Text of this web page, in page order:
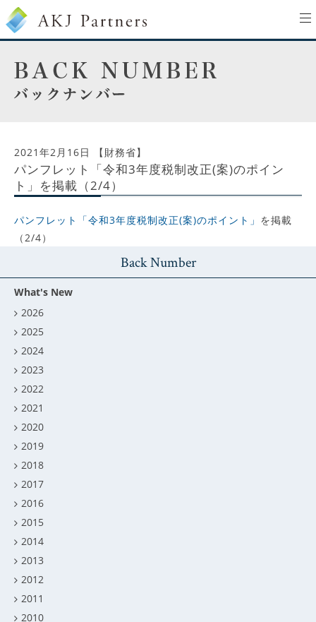
2021年2月16日 【財務省】
パンフレット「令和3年度税制改正(案)のポイン
ト」を掲載（2/4）
パンフレット「令和3年度税制改正(案)のポイント」 を掲載
（2/4）
Back Number
What's New
2026
2025
2024
2023
2022
2021
2020
2019
2018
2017
2016
2015
2014
2013
2012
2011
2010